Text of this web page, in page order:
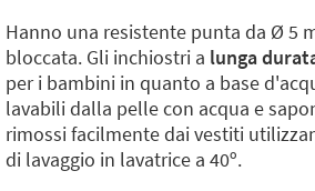
Hanno una resistente punta da Ø 5
bloccata. Gli inchiostri a lunga
per i bambini in quanto a base
lavabili dalla pelle con acqua e
rimossi facilmente dai vestiti
di lavaggio in lavatrice a 40º.